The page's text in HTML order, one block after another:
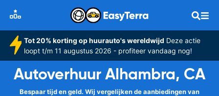
Tot 20% korting op huurauto's wereldwijd Deze actie
loopt t/m 11 augustus 2026 - profiteer vandaag nog!
Autoverhuur Alhambra, CA
Bespaar tijd en geld. Wij vergelijken de aanbiedingen van